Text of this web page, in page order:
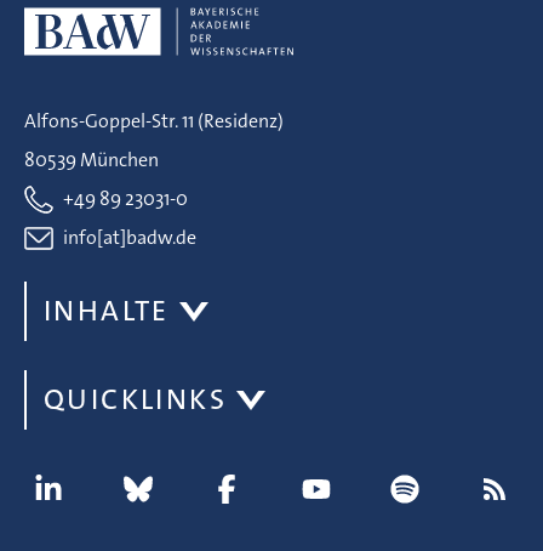
Alfons-Goppel-Str. 11 (Residenz)
80539 München
+49 89 23031-0
info[at]badw.de
INHALTE
QUICKLINKS